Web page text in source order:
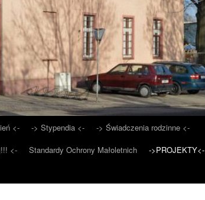
<- -> Stypendia <-
-> Świadczenia rodzinne <-
<- Standardy Ochrony Małoletnich
->PROJEKTY<-